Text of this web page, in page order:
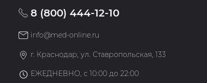
8 (800) 444-12-10
info@med-online.ru
г. Краснодар, ул. Ставропольская, 133
ЕЖЕДНЕВНО, с 10:00 до 22:00